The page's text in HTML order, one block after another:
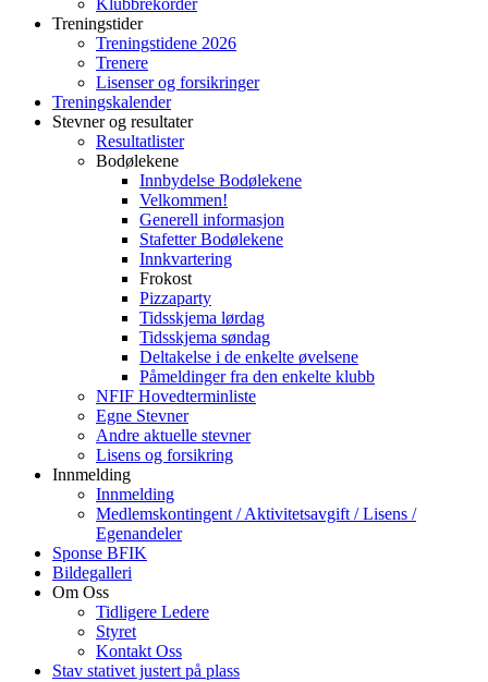
Klubbrekorder
Treningstider
Treningstidene 2026
Trenere
Lisenser og forsikringer
Treningskalender
Stevner og resultater
Resultatlister
Bodølekene
Innbydelse Bodølekene
Velkommen!
Generell informasjon
Stafetter Bodølekene
Innkvartering
Frokost
Pizzaparty
Tidsskjema lørdag
Tidsskjema søndag
Deltakelse i de enkelte øvelsene
Påmeldinger fra den enkelte klubb
NFIF Hovedterminliste
Egne Stevner
Andre aktuelle stevner
Lisens og forsikring
Innmelding
Innmelding
Medlemskontingent / Aktivitetsavgift / Lisens /
Egenandeler
Sponse BFIK
Bildegalleri
Om Oss
Tidligere Ledere
Styret
Kontakt Oss
Stav stativet justert på plass